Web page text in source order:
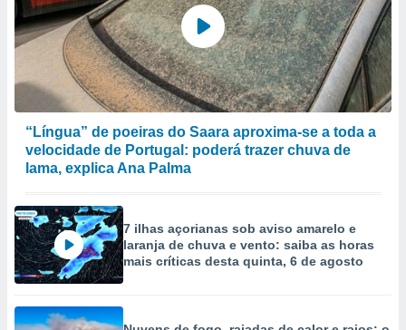
“Língua” de poeiras do Saara aproxima-se a toda a
velocidade de Portugal: poderá trazer chuva de
lama, explica Ana Palma
7 ilhas açorianas sob aviso amarelo e
laranja de chuva e vento: saiba as horas
mais críticas desta quinta, 6 de agosto